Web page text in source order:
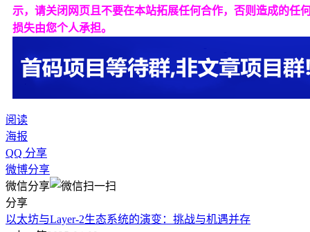
示，请关闭网页且不要在本站拓展任何合作，否则造成的任
损失由您个人承担。
阅读
海报
QQ 分享
微博分享
微信分享
分享
以太坊与Layer-2生态系统的演变：挑战与机遇并存